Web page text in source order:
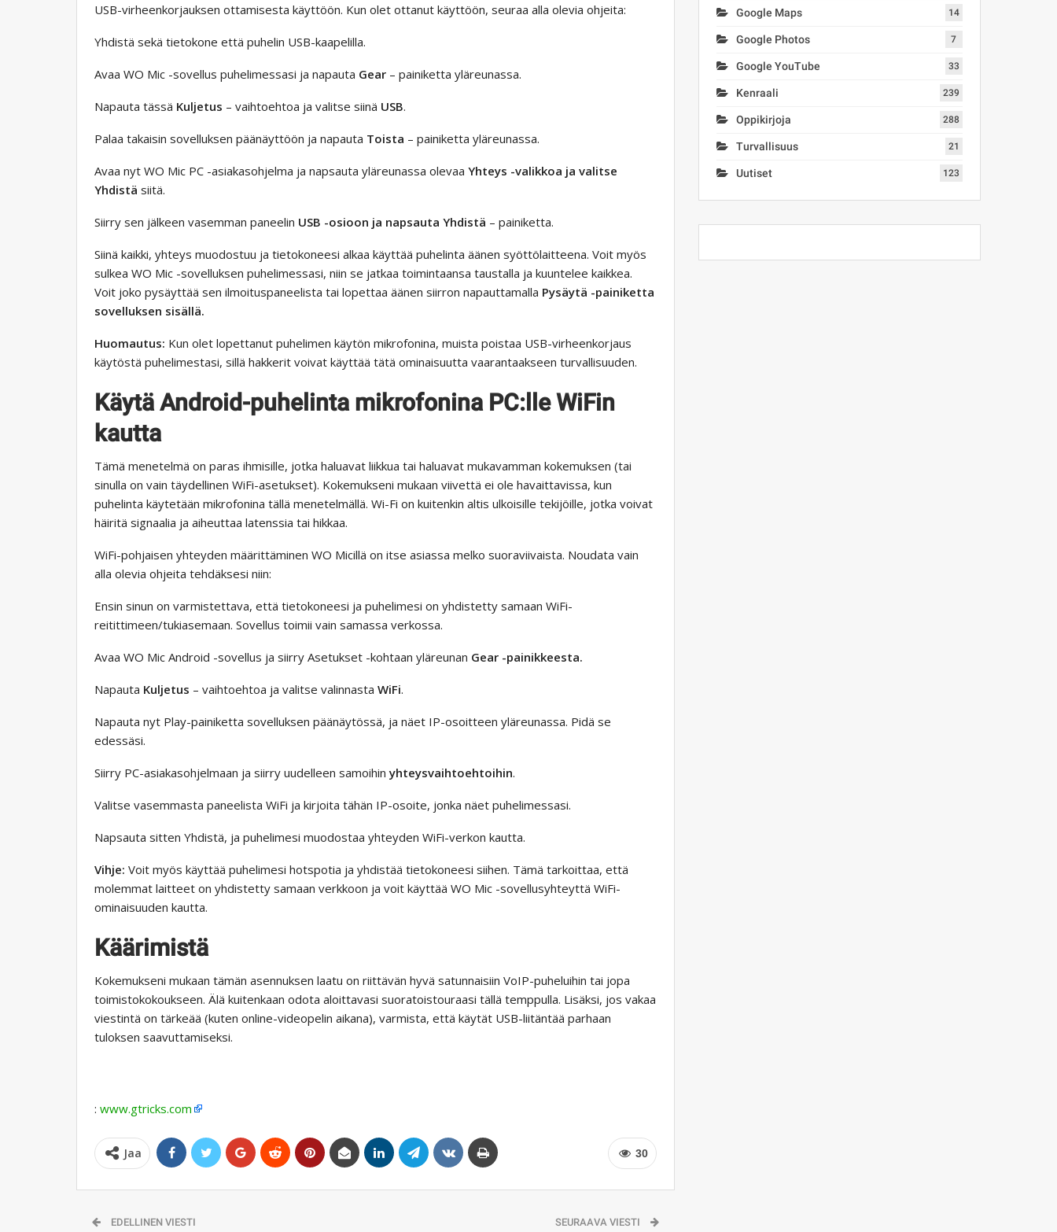
USB-virheenkorjauksen ottamisesta käyttöön. Kun olet ottanut käyttöön, seuraa alla olevia ohjeita:
Yhdistä sekä tietokone että puhelin USB-kaapelilla.
Avaa WO Mic -sovellus puhelimessasi ja napauta Gear – painiketta yläreunassa.
Napauta tässä Kuljetus – vaihtoehtoa ja valitse siinä USB.
Palaa takaisin sovelluksen päänäyttöön ja napauta Toista – painiketta yläreunassa.
Avaa nyt WO Mic PC -asiakasohjelma ja napsauta yläreunassa olevaa Yhteys -valikkoa ja valitse
Yhdistä siitä.
Siirry sen jälkeen vasemman paneelin USB -osioon ja napsauta Yhdistä – painiketta.
Siinä kaikki, yhteys muodostuu ja tietokoneesi alkaa käyttää puhelinta äänen syöttölaitteena. Voit myös
sulkea WO Mic -sovelluksen puhelimessasi, niin se jatkaa toimintaansa taustalla ja kuuntelee kaikkea.
Voit joko pysäyttää sen ilmoituspaneelista tai lopettaa äänen siirron napauttamalla Pysäytä -painiketta
sovelluksen sisällä.
Huomautus: Kun olet lopettanut puhelimen käytön mikrofonina, muista poistaa USB-virheenkorjaus
käytöstä puhelimestasi, sillä hakkerit voivat käyttää tätä ominaisuutta vaarantaakseen turvallisuuden.
Käytä Android-puhelinta mikrofonina PC:lle WiFin
kautta
Tämä menetelmä on paras ihmisille, jotka haluavat liikkua tai haluavat mukavamman kokemuksen (tai
sinulla on vain täydellinen WiFi-asetukset). Kokemukseni mukaan viivettä ei ole havaittavissa, kun
puhelinta käytetään mikrofonina tällä menetelmällä. Wi-Fi on kuitenkin altis ulkoisille tekijöille, jotka voivat
häiritä signaalia ja aiheuttaa latenssia tai hikkaa.
WiFi-pohjaisen yhteyden määrittäminen WO Micillä on itse asiassa melko suoraviivaista. Noudata vain
alla olevia ohjeita tehdäksesi niin:
Ensin sinun on varmistettava, että tietokoneesi ja puhelimesi on yhdistetty samaan WiFi-
reitittimeen/tukiasemaan. Sovellus toimii vain samassa verkossa.
Avaa WO Mic Android -sovellus ja siirry Asetukset -kohtaan yläreunan Gear -painikkeesta.
Napauta Kuljetus – vaihtoehtoa ja valitse valinnasta WiFi.
Napauta nyt Play-painiketta sovelluksen päänäytössä, ja näet IP-osoitteen yläreunassa. Pidä se
edessäsi.
Siirry PC-asiakasohjelmaan ja siirry uudelleen samoihinyhteysvaihtoehtoihin.
Valitse vasemmasta paneelista WiFi ja kirjoita tähän IP-osoite, jonka näet puhelimessasi.
Napsauta sitten Yhdistä, ja puhelimesi muodostaa yhteyden WiFi-verkon kautta.
Vihje: Voit myös käyttää puhelimesi hotspotia ja yhdistää tietokoneesi siihen. Tämä tarkoittaa, että
molemmat laitteet on yhdistetty samaan verkkoon ja voit käyttää WO Mic -sovellusyhteyttä WiFi-
ominaisuuden kautta.
Käärimistä
Kokemukseni mukaan tämän asennuksen laatu on riittävän hyvä satunnaisiin VoIP-puheluihin tai jopa
toimistokokoukseen. Älä kuitenkaan odota aloittavasi suoratoistouraasi tällä temppulla. Lisäksi, jos vakaa
viestintä on tärkeää (kuten online-videopelin aikana), varmista, että käytät USB-liitäntää parhaan
tuloksen saavuttamiseksi.
: www.gtricks.com
30
Jaa
EDELLINEN VIESTI SEURAAVA VIESTI
Google Maps 14
Google Photos 7
Google YouTube 33
Kenraali 239
Oppikirjoja 288
Turvallisuus 21
Uutiset 123